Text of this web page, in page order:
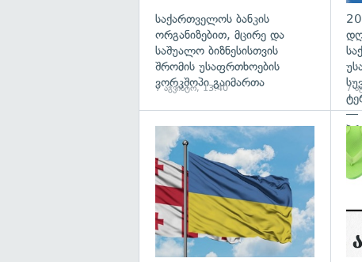
საქართველოს ბანკის
ორგანიზებით, მცირე და
საშუალო ბიზნესისთვის
შრომის უსაფრთხოების
ვორკშოპი გაიმართა
7 აგვისტო, 13:40
—
7